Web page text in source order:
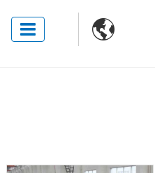
